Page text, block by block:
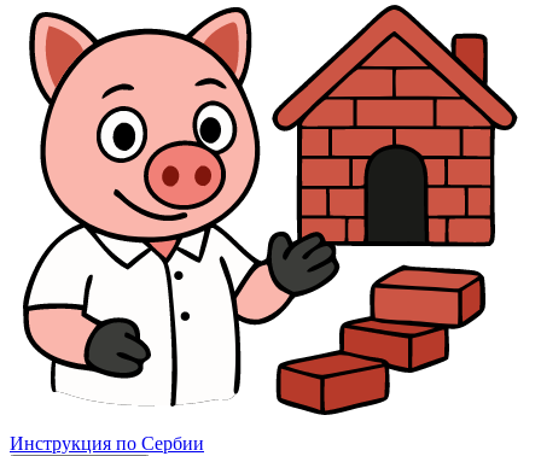
Инструкция по Сербии